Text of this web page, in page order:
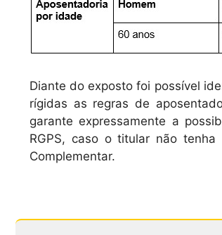
Diante do exposto foi possível
rígidas as regras de
garante expressamente a
RGPS, caso o titular não
Complementar.